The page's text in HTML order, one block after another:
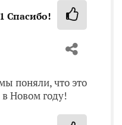
1 Спасибо!
поняли, что это
Новом году!